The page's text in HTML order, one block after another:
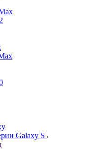
Galaxy S